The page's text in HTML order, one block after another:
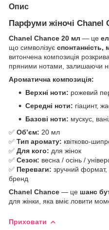
Опис
Парфуми жіночі Chanel
Chanel Chance 20 мл — це
що символізує спонтанність,
витончена композиція
пряними нотами, залишаючи
Ароматична композиція:
Верхні ноти: рожевий
Середні ноти: гіацинт,
Базові ноти: мускус,
✅ Обʼєм: 20 мл
✅ Тип аромату: квітково-
✅ Для кого: для жінок
✅ Сезон: весна / осінь /
✅ Переваги: зручний формат,
бренд
Chanel Chance — це шанс
для жінки, яка вміє ловити
Приховати